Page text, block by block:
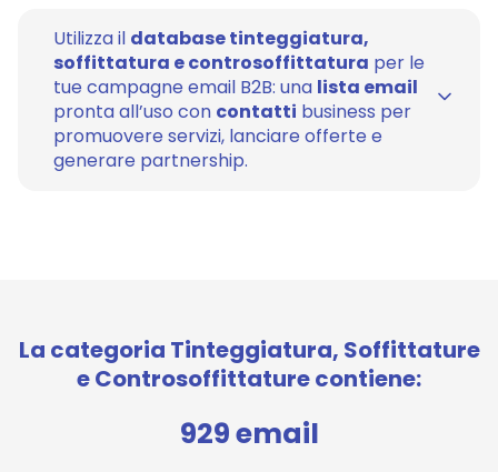
Utilizza il database tinteggiatura,
soffittatura e controsoffittatura per le
tue campagne email B2B: una lista email
pronta all’uso con contatti business per
promuovere servizi, lanciare offerte e
generare partnership.
La categoria Tinteggiatura, Soffittature
e Controsoffittature contiene:
929 email